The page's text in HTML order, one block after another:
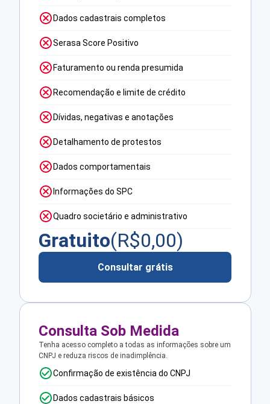
Dados cadastrais completos
Serasa Score Positivo
Faturamento ou renda presumida
Recomendação e limite de crédito
Dívidas, negativas e anotações
Detalhamento de protestos
Dados comportamentais
Informações do SPC
Quadro societário e administrativo
Gratuito(R$0,00)
Consultar grátis
Consulta Sob Medida
Tenha acesso completo a todas as informações sobre um
CNPJ e reduza riscos de inadimplência.
Confirmação de existência do CNPJ
Dados cadastrais básicos